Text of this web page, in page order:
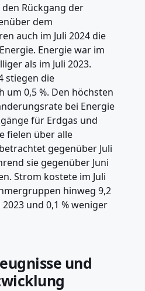
Rückgang der
dem
auch im Juli 2024 die
Energie war im
als im Juli 2023.
stiegen die
um 0,5 %. Den höchsten
bei Energie
für Erdgas und
fielen über alle
gegenüber Juli
sie gegenüber Juni
Strom kostete im Juli
hinweg 9,2
und 0,1 % weniger
und